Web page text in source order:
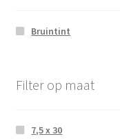
Bruintint
Filter op maat
7,5 x 30